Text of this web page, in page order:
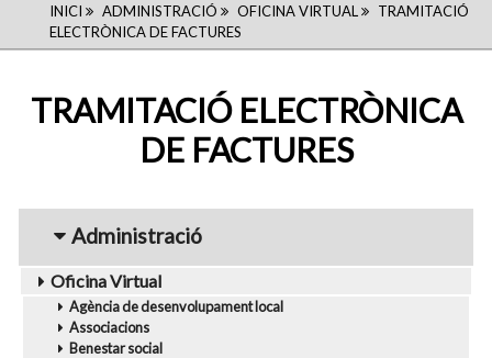
FIL
D'ARIADNA
INICI ADMINISTRACIÓ OFICINA VIRTUAL
TRAMITACIÓ
ELECTRÒNICA DE FACTURES
TRAMITACIÓ ELECTRÒNICA
DE FACTURES
navigation1
Administració
Oficina Virtual
Agència de desenvolupament local
Associacions
Benestar social